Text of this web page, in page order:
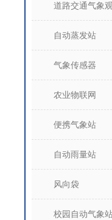
道路交通气象
自动蒸发站
气象传感器
农业物联网
便携气象站
自动雨量站
风向袋
校园自动气象